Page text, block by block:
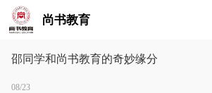
尚书教育
邵同学和尚书教育的奇妙缘分
08/23